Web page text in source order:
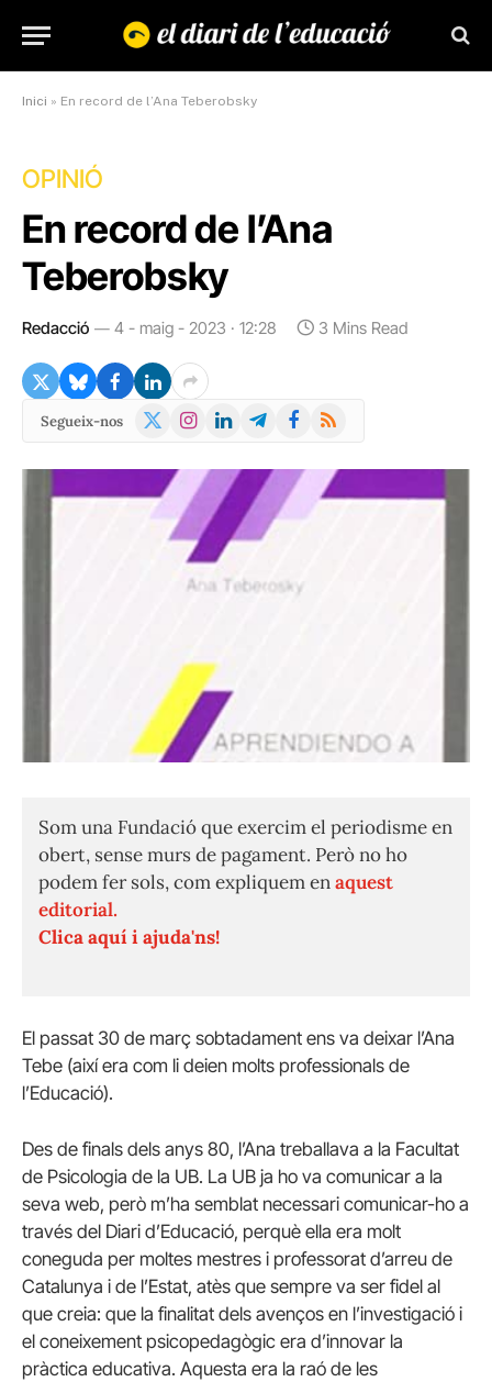
Inici » En record de l’Ana Teberobsky
OPINIÓ
En record de l’Ana
Teberobsky
Redacció 4 - maig - 2023 · 12:28 3 Mins Read
Segueix-nos
X
Instagram
LinkedInTelegramFacebook
RSS
Som una Fundació que exercim el periodisme en
obert, sense murs de pagament. Però no ho
podem fer sols, com expliquem enaquest
editorial.
Clica aquí i ajuda'ns!
El passat 30 de març sobtadament ens va deixar l’Ana
Tebe (així era com li deien molts professionals de
l’Educació).
Des de finals dels anys 80, l’Ana treballava a la Facultat
de Psicologia de la UB. La UB ja ho va comunicar a la
seva web, però m’ha semblat necessari comunicar-ho a
través del Diari d’Educació, perquè ella era molt
coneguda per moltes mestres i professorat d’arreu de
Catalunya i de l’Estat, atès que sempre va ser fidel al
que creia: que la finalitat dels avenços en l’investigació i
el coneixement psicopedagògic era d’innovar la
pràctica educativa. Aquesta era la raó de les